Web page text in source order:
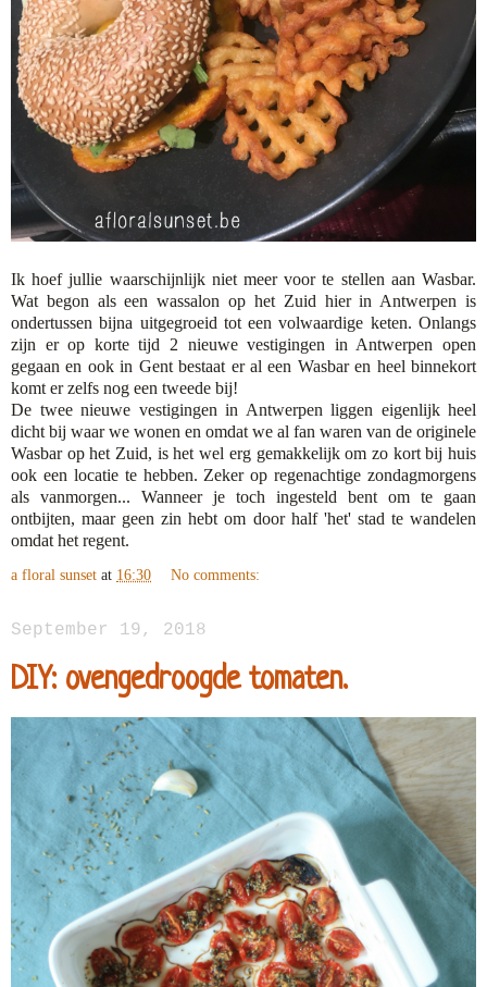
Ik hoef jullie waarschijnlijk niet meer voor te stellen aan Wasbar.
Wat begon als een wassalon op het Zuid hier in Antwerpen is
ondertussen bijna uitgegroeid tot een volwaardige keten. Onlangs
zijn er op korte tijd 2 nieuwe vestigingen in Antwerpen open
gegaan en ook in Gent bestaat er al een Wasbar en heel binnekort
komt er zelfs nog een tweede bij!
De twee nieuwe vestigingen in Antwerpen liggen eigenlijk heel
dicht bij waar we wonen en omdat we al fan waren van de originele
Wasbar op het Zuid, is het wel erg gemakkelijk om zo kort bij huis
ook een locatie te hebben. Zeker op regenachtige zondagmorgens
als vanmorgen... Wanneer je toch ingesteld bent om te gaan
ontbijten, maar geen zin hebt om door half 'het' stad te wandelen
omdat het regent.
a floral sunset at 16:30 No comments:
September 19, 2018
DIY: ovengedroogde tomaten.